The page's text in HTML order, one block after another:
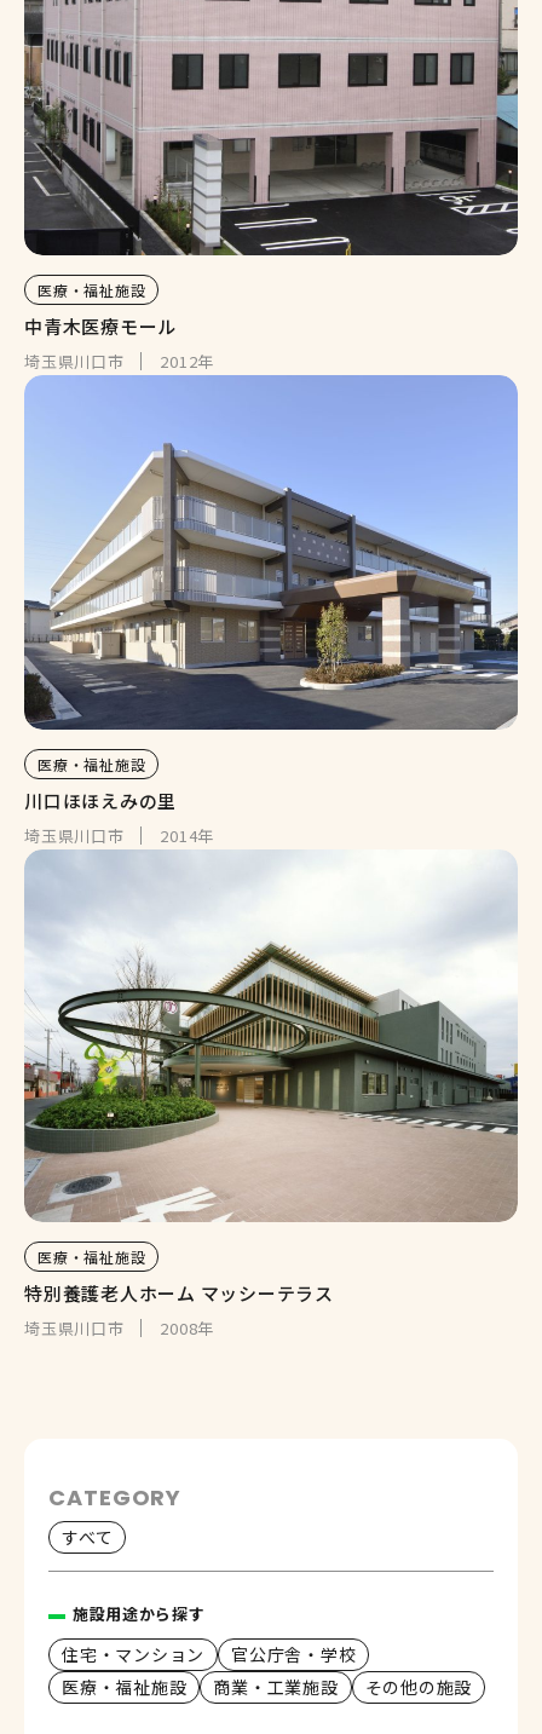
医療・福祉施設
中青木医療モール
埼玉県川口市 2012年
医療・福祉施設
川口ほほえみの里
埼玉県川口市 2014年
医療・福祉施設
特別養護老人ホーム マッシーテラス
埼玉県川口市 2008年
CATEGORY
すべて
施設用途から探す
住宅・マンション
官公庁舎・学校
医療・福祉施設
商業・工業施設 その他の施設